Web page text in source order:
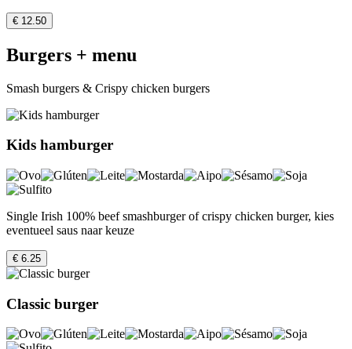
€ 12.50
Burgers + menu
Smash burgers & Crispy chicken burgers
Kids hamburger
Single Irish 100% beef smashburger of crispy chicken burger, kies
eventueel saus naar keuze
€ 6.25
Classic burger